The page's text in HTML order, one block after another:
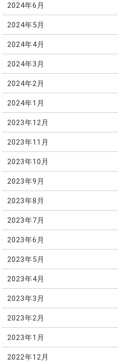
2024年6月
2024年5月
2024年4月
2024年3月
2024年2月
2024年1月
2023年12月
2023年11月
2023年10月
2023年9月
2023年8月
2023年7月
2023年6月
2023年5月
2023年4月
2023年3月
2023年2月
2023年1月
2022年12月